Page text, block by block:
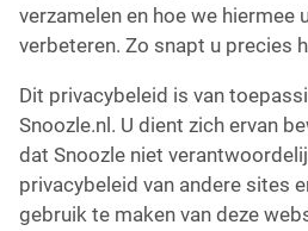
verzamelen en hoe we hiermee
verbeteren. Zo snapt u precies
Dit privacybeleid is van
Snoozle.nl. U dient zich ervan
dat Snoozle niet
privacybeleid van andere sites
gebruik te maken van deze